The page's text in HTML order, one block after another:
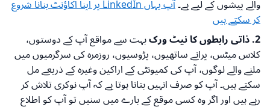
والے پیشوں کے لیے ہے۔ آپ یہاں LinkedIn پر اپنا اکاؤنٹ بنانا شروع
کر سکتے ہیں
2. ذاتی رابطوں کا نیٹ ورک
بہت سے مواقع آپ کے دوستوں،
کلاس میٹس، پرانے ساتھیوں، پڑوسیوں، روزمرہ کی سرگرمیوں میں
ملنے والے لوگوں، آپ کی کمیونٹی کے اراکین وغیرہ کے ذریعے مل
سکتے ہیں۔ آپ کو صرف انہیں بتانا ہوتا ہے کہ آپ نوکری تلاش کر
رہے ہیں اور اگر وہ کسی موقع کے بارے میں سنیں تو آپ کو اطلاع